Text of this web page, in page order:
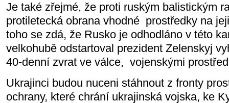
Je také zřejmé, že proti ruským balistickým
protiletecká obrana vhodné prostředky na
toho se zdá, že Rusko je odhodláno v této
velkohubě odstartoval prezident Zelenskyj
40-denní zvrat ve válce, vojenskými
Ukrajinci budou nuceni stáhnout z fronty
ochrany, které chrání ukrajinská vojska, ke